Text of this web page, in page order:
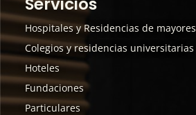
Hospitales y Residencias de mayores
Colegios y residencias universitarias
Hoteles
Fundaciones
Particulares